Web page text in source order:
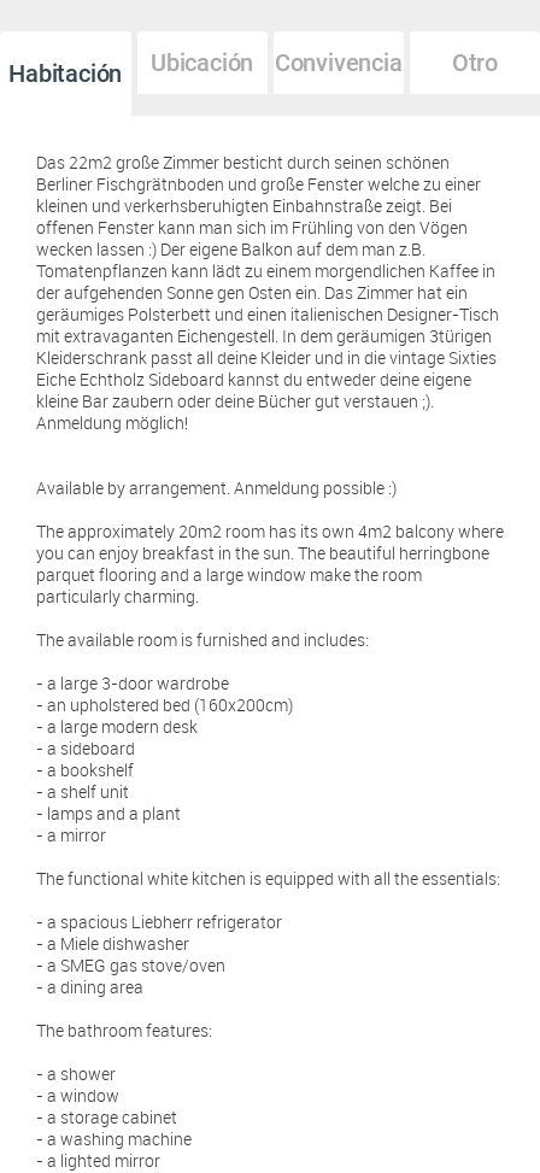
Habitación Ubicación Convivencia Otro
Das 22m2 große Zimmer besticht durch seinen schönen
Berliner Fischgrätnboden und große Fenster welche zu einer
kleinen und verkerhsberuhigten Einbahnstraße zeigt. Bei
offenen Fenster kann man sich im Frühling von den Vögen
wecken lassen :) Der eigene Balkon auf dem man z.B.
Tomatenpflanzen kann lädt zu einem morgendlichen Kaffee in
der aufgehenden Sonne gen Osten ein. Das Zimmer hat ein
geräumiges Polsterbett und einen italienischen Designer-Tisch
mit extravaganten Eichengestell. In dem geräumigen 3türigen
Kleiderschrank passt all deine Kleider und in die vintage Sixties
Eiche Echtholz Sideboard kannst du entweder deine eigene
kleine Bar zaubern oder deine Bücher gut verstauen ;).
Anmeldung möglich!
Available by arrangement. Anmeldung possible :)
The approximately 20m2 room has its own 4m2 balcony where
you can enjoy breakfast in the sun. The beautiful herringbone
parquet flooring and a large window make the room
particularly charming.
The available room is furnished and includes:
- a large 3-door wardrobe
- an upholstered bed (160x200cm)
- a large modern desk
- a sideboard
- a bookshelf
- a shelf unit
- lamps and a plant
- a mirror
The functional white kitchen is equipped with all the essentials:
- a spacious Liebherr refrigerator
- a Miele dishwasher
- a SMEG gas stove/oven
- a dining area
The bathroom features:
- a shower
- a window
- a storage cabinet
- a washing machine
- a lighted mirror